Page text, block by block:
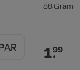
88 Gram
1.99